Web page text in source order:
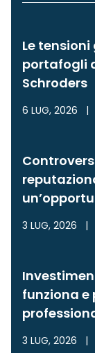
Le
portafogli
Schroders
6 LUG, 2026 |
3 LUG, 2026 |
funziona e
3 LUG, 2026 |